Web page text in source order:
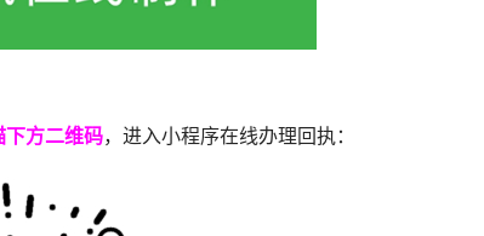
下方二维码，进入小程序在线办理回执：